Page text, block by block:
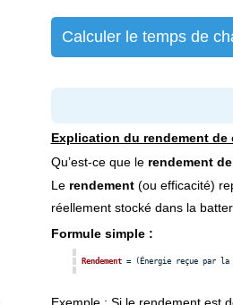
Calculer le temps de
Explication du rendement
Qu’est-ce que le rendement
Le rendement (ou efficacité)
réellement stocké dans la
Formule simple :
Rendement = (Énergie reçue par la
Exemple : Si le rendement est